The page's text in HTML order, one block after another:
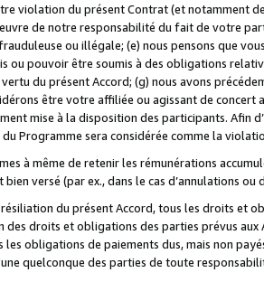
violation du présent Contrat (et notamment
de notre responsabilité du fait de votre
ou illégale; (e) nous pensons que
ou pouvoir être soumis à des obligations
du présent Accord; (g) nous avons
être votre affiliée ou agissant de concert
mise à la disposition des participants. Afin
Programme sera considérée comme la
à même de retenir les rémunérations
bien versé (par ex., dans le cas d’annulations ou
du présent Accord, tous les droits et
des droits et obligations des parties prévus
les obligations de paiements dus, mais non
quelconque des parties de toute